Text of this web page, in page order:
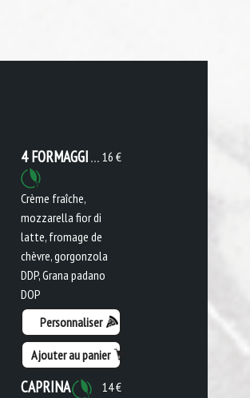
16 €
4 FORMAGGI
Crème fraîche,
mozzarella fior di
latte, fromage de
chèvre, gorgonzola
DDP, Grana padano
DOP
Personnaliser
Ajouter au panier
14 €
CAPRINA